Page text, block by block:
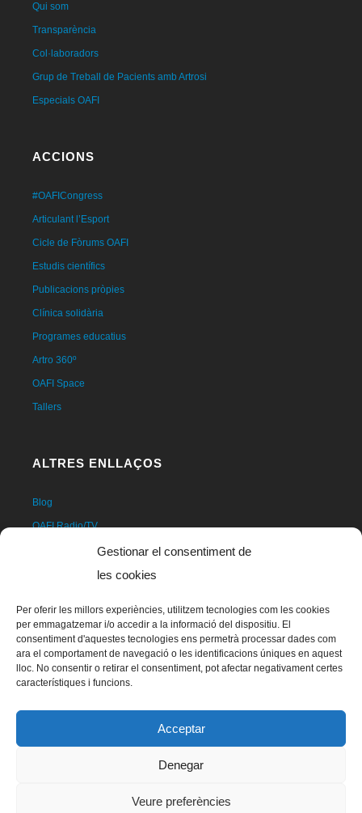
Gestionar el consentiment de
les cookies
Per oferir les millors experiències, utilitzem tecnologies com les cookies
per emmagatzemar i/o accedir a la informació del dispositiu. El
consentiment d'aquestes tecnologies ens permetrà processar dades com
ara el comportament de navegació o les identificacions úniques en aquest
lloc. No consentir o retirar el consentiment, pot afectar negativament certes
característiques i funcions.
Acceptar
Denegar
Veure preferències
Qui som
Transparència
Col·laboradors
Grup de Treball de Pacients amb Artrosi
Especials OAFI
ACCIONS
#OAFICongress
Articulant l’Esport
Cicle de Fòrums OAFI
Estudis científics
Publicacions pròpies
Clínica solidària
Programes educatius
Artro 360º
OAFI Space
Tallers
ALTRES ENLLAÇOS
Blog
OAFI Radio/TV
Fer-se voluntari@
Contacte
exclusiva i altruista per l'artista Xavier Mariscal.